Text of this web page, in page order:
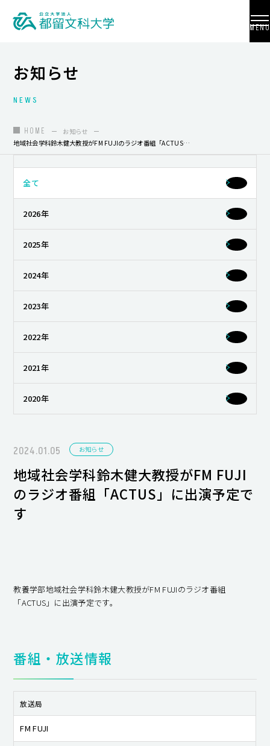
MENU
大学紹介
入試情報
学部・学科・大学院
地域連携
国際交流
教員養成
研究活動
就職・キャリア支援
お知らせ
NEWS
HOME
お知らせ
地域社会学科鈴木健大教授がFM FUJIのラジオ番組「ACTUS」に出演予定です
全て
2026年
2025年
2024年
2023年
2022年
2021年
2020年
2024.01.05 お知らせ
地域社会学科鈴木健大教授がFM FUJI
のラジオ番組「ACTUS」に出演予定で
す
教養学部地域社会学科鈴木健大教授がFM FUJIのラジオ番組
「ACTUS」に出演予定です。
番組・放送情報
放送局
FM FUJI